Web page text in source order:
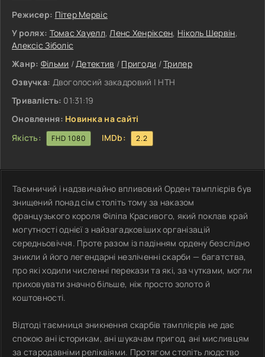
Режисер: Пітер Мервіс
У ролях: Томас Хауелл,Ленс Хенріксен, Ніколь Шервін,
Алексіс Зіболіс
Жанр: Фільми /Детектив / Пригоди /Трилер
Озвучка: Двоголосий закадровий | НТН
Тривалість: 01:31:19
Оновлення: Новинка на сайті
Якість:
FHD 1080 IMDb: 2.2
Таємничий і надзвичайно впливовий Орден тамплієрів був
знищений понад сім століть тому за наказом
французького короля Філіпа Красивого, який поклав край
могутності однієї з найзагадковіших організацій
середньовіччя. Проте разом із падінням ордену безслідно
зникли й його легендарні незліченні скарби — багатства,
про які ходили численні перекази та які, за чутками, могли
приховувати значно більше, ніж просто золото й
коштовності.
Відтоді таємниця зникнення скарбів тамплієрів не дає
спокою ані історикам, ані шукачам пригод, ані мисливцям
за стародавніми реліквіями. Протягом століть людство